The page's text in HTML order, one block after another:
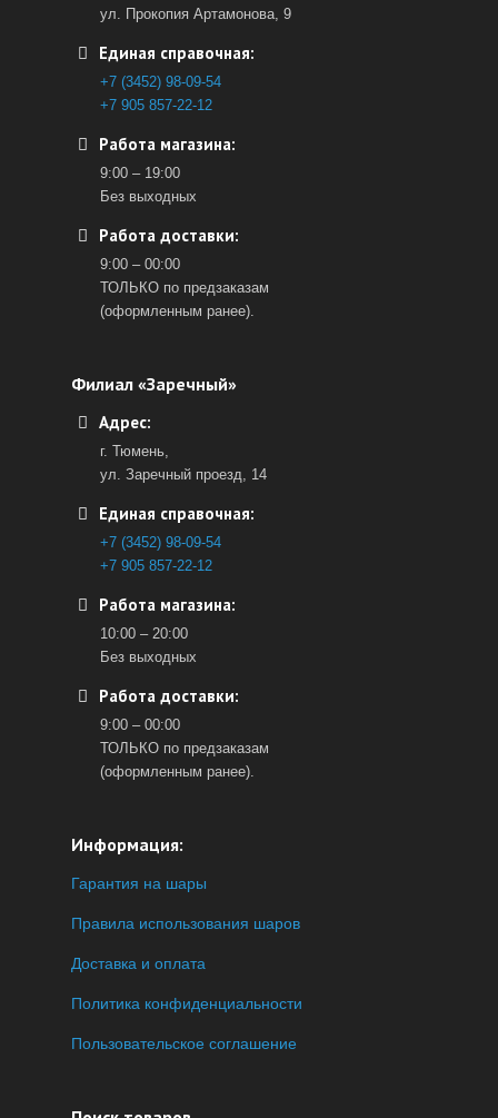
ул. Прокопия Артамонова, 9
Единая справочная:
+7 (3452) 98-09-54
+7 905 857-22-12
Работа магазина:
9:00 – 19:00
Без выходных
Работа доставки:
9:00 – 00:00
ТОЛЬКО по предзаказам
(оформленным ранее).
Филиал «Заречный»
Адрес:
г. Тюмень,
ул. Заречный проезд, 14
Единая справочная:
+7 (3452) 98-09-54
+7 905 857-22-12
Работа магазина:
10:00 – 20:00
Без выходных
Работа доставки:
9:00 – 00:00
ТОЛЬКО по предзаказам
(оформленным ранее).
Информация:
Гарантия на шары
Правила использования шаров
Доставка и оплата
Политика конфиденциальности
Пользовательское соглашение